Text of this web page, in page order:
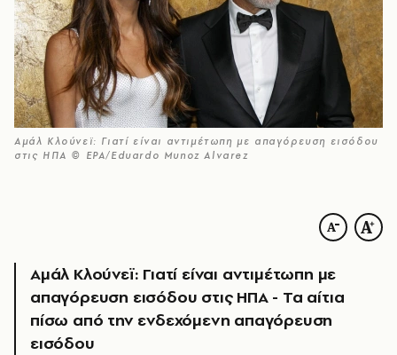
Αμάλ Κλούνεϊ: Γιατί είναι αντιμέτωπη με απαγόρευση εισόδου
στις ΗΠΑ © EPA/Eduardo Munoz Alvarez
Αμάλ Κλούνεϊ: Γιατί είναι αντιμέτωπη με
απαγόρευση εισόδου στις ΗΠΑ - Τα αίτια
πίσω από την ενδεχόμενη απαγόρευση
εισόδου